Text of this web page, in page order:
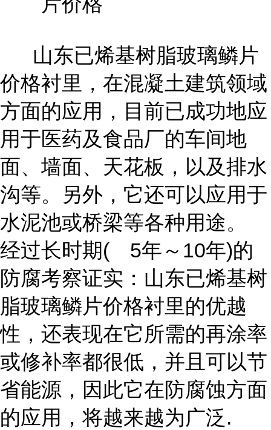
山东已烯基树脂玻璃鳞片
价格衬里，在混凝土建筑领域
方面的应用，目前已成功地应
用于医药及食品厂的车间地
面、墙面、天花板，以及排水
沟等。另外，它还可以应用于
水泥池或桥梁等各种用途。
经过长时期( 5年～10年)的
防腐考察证实：山东已烯基树
脂玻璃鳞片价格衬里的优越
性，还表现在它所需的再涂率
或修补率都很低，并且可以节
省能源，因此它在防腐蚀方面
的应用，将越来越为广泛.